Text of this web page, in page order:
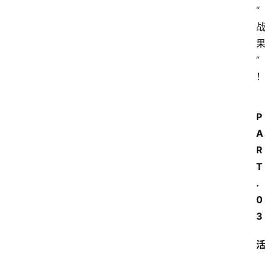
“
战
果
”
！
P
A
R
T
.
0
3
活